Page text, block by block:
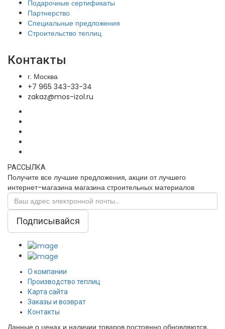
Подарочные сертификаты
Партнерство
Специальные предложения
Строительство теплиц
Контакты
г. Москва
+7 965 343-33-34
zakaz@mos-izol.ru
РАССЫЛКА
Получите все лучшие предложения, акции от лучшего
интернет-магазина магазина строительных материалов
Подписывайся
О компании
Производство теплиц
Карта сайта
Заказы и возврат
Контакты